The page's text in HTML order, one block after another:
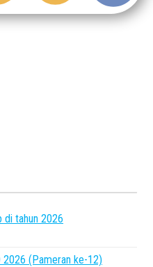
di tahun 2026
2026 (Pameran ke-12)